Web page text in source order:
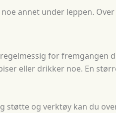
annet under leppen.
for
eller drikker noe. En
støtte og verktøy kan du